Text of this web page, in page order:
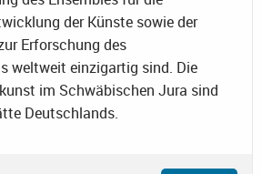
der Künste sowie der
Erforschung des
weltweit einzigartig sind. Die
im Schwäbischen Jura sind
Deutschlands.